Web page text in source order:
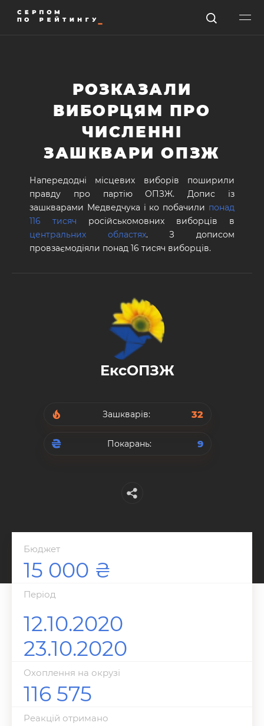
РОЗКАЗАЛИ
ВИБОРЦЯМ ПРО
ЧИСЛЕННІ
ЗАШКВАРИ ОПЗЖ
Напередодні місцевих виборів поширили
правду про партію ОПЗЖ. Допис із
зашкварами Медведчука і ко побачили понад
116 тисяч російськомовних виборців в
центральних областях. З дописом
провзаємодіяли понад 16 тисяч виборців.
ЕксОПЗЖ
Зашкварів: 32
Покарань: 9
Бюджет
15 000
Перiод
12.10.2020
23.10.2020
Охоплення на окрузі
116 575
Реакцій отримано